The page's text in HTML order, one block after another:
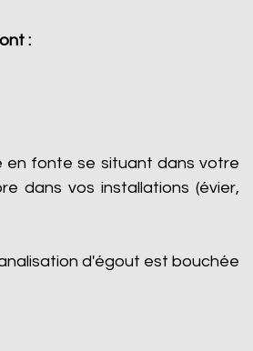
:
en fonte se situant dans votre
dans vos installations (évier,
d'égout est bouchée